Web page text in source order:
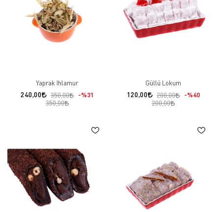
Yaprak Ihlamur
240,00 350,00
%31
350,00
Güllü Lokum
120,00 200,00
%40
200,00